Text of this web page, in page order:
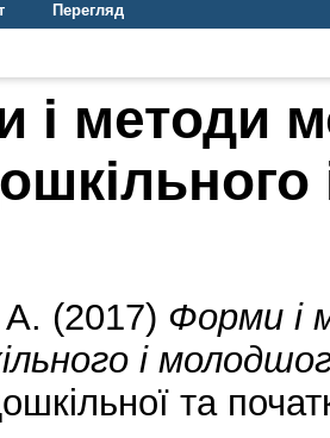
Перегляд
і методи
А. (2017) Форми і
і
та